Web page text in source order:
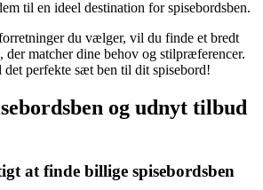
til en ideel destination for spisebordsben.
du vælger, vil du finde et bredt
der matcher dine behov og stilpræferencer.
perfekte sæt ben til dit spisebord!
og udnyt tilbud
at finde billige spisebordsben